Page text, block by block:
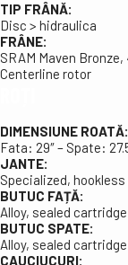
TIP FRÂNĂ:
Disc > hidraulica
FRÂNE:
SRAM Maven
Centerline rotor
DIMENSIUNE ROATĂ:
Fata: 29″ – Spate:
JANTE:
Specialized,
BUTUC FAȚĂ:
Alloy, sealed
BUTUC SPATE:
Alloy, sealed
CAUCIUCURI: